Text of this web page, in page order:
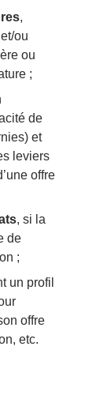
,
ou
ou
;
de
et
leviers
offre
, si la
de
;
un profil
offre
etc.